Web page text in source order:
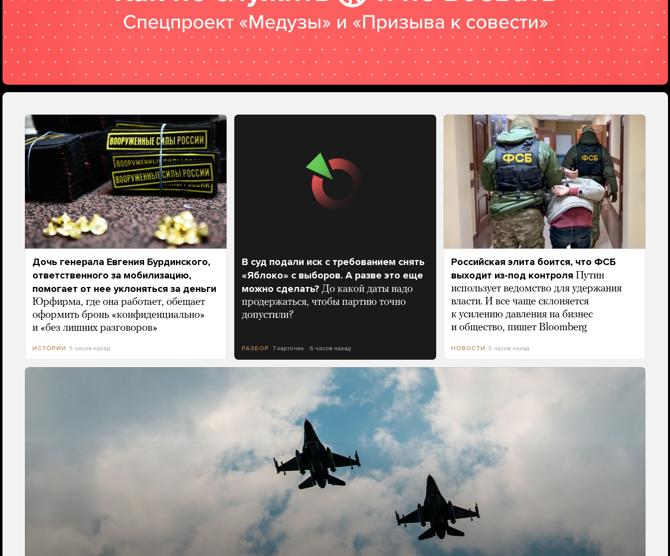
Дочь генерала Евгения Бурдинского,
ответственного за мобилизацию,
помогает от нее уклоняться за деньги
Юрфирма, где она работает, обещает
оформить бронь «конфиденциально»
и «без лишних разговоров»
ИСТОРИИ 5 часов назад
В суд подали иск с требованием снять
«Яблоко» с выборов. А разве это еще
можно сделать? До какой даты надо
продержаться, чтобы партию точно
допустили?
РАЗБОР 7 карточек 6 часов назад
Российская элита боится, что ФСБ
выходит из-под контроля Путин
использует ведомство для удержания
власти. И все чаще склоняется
к усилению давления на бизнес
и общество, пишет Bloomberg
НОВОСТИ 5 часов назад